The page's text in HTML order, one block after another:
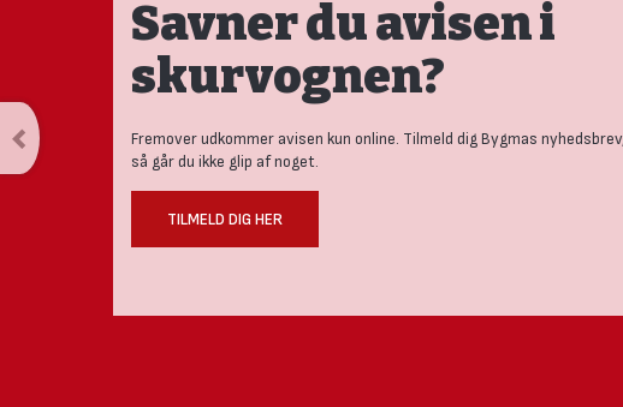
Produktnyheder og
tests
Se vores nye univers med aktuelle nyheder til den nysgerrige
håndværker.